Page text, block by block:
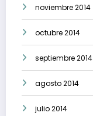
noviembre 2014
octubre 2014
septiembre 2014
agosto 2014
julio 2014